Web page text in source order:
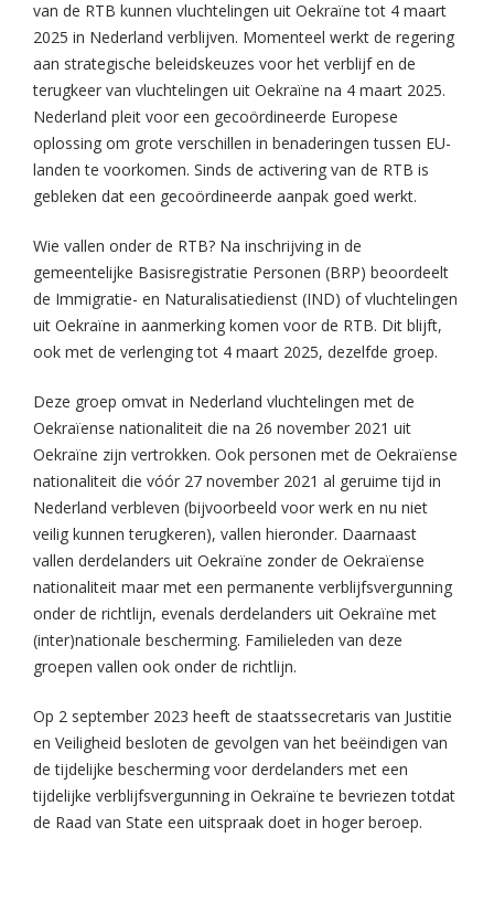
van de RTB kunnen vluchtelingen uit Oekraïne tot 4 maart
2025 in Nederland verblijven. Momenteel werkt de regering
aan strategische beleidskeuzes voor het verblijf en de
terugkeer van vluchtelingen uit Oekraïne na 4 maart 2025.
Nederland pleit voor een gecoördineerde Europese
oplossing om grote verschillen in benaderingen tussen EU-
landen te voorkomen. Sinds de activering van de RTB is
gebleken dat een gecoördineerde aanpak goed werkt.
Wie vallen onder de RTB? Na inschrijving in de
gemeentelijke Basisregistratie Personen (BRP) beoordeelt
de Immigratie- en Naturalisatiedienst (IND) of vluchtelingen
uit Oekraïne in aanmerking komen voor de RTB. Dit blijft,
ook met de verlenging tot 4 maart 2025, dezelfde groep.
Deze groep omvat in Nederland vluchtelingen met de
Oekraïense nationaliteit die na 26 november 2021 uit
Oekraïne zijn vertrokken. Ook personen met de Oekraïense
nationaliteit die vóór 27 november 2021 al geruime tijd in
Nederland verbleven (bijvoorbeeld voor werk en nu niet
veilig kunnen terugkeren), vallen hieronder. Daarnaast
vallen derdelanders uit Oekraïne zonder de Oekraïense
nationaliteit maar met een permanente verblijfsvergunning
onder de richtlijn, evenals derdelanders uit Oekraïne met
(inter)nationale bescherming. Familieleden van deze
groepen vallen ook onder de richtlijn.
Op 2 september 2023 heeft de staatssecretaris van Justitie
en Veiligheid besloten de gevolgen van het beëindigen van
de tijdelijke bescherming voor derdelanders met een
tijdelijke verblijfsvergunning in Oekraïne te bevriezen totdat
de Raad van State een uitspraak doet in hoger beroep.